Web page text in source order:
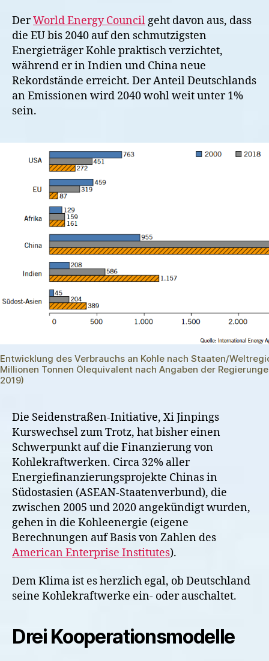
DerWorld Energy Councilgeht davon aus, dass
die EU bis 2040 auf den schmutzigsten
Energieträger Kohle praktisch verzichtet,
während er in Indien und China neue
Rekordstände erreicht. Der Anteil Deutschlands
an Emissionen wird 2040 wohl weit unter 1%
sein.
Entwicklung des Verbrauchs an Kohle nach Staaten/
Millionen Tonnen Ölequivalent nach Angaben der
2019)
Die Seidenstraßen-Initiative, Xi Jinpings
Kurswechsel zum Trotz, hat bisher einen
Schwerpunkt auf die Finanzierung von
Kohlekraftwerken. Circa 32% aller
Energiefinanzierungsprojekte Chinas in
Südostasien (ASEAN-Staatenverbund), die
zwischen 2005 und 2020 angekündigt wurden,
gehen in die Kohleenergie (eigene
Berechnungen auf Basis von Zahlen des
American Enterprise Institutes).
Dem Klima ist es herzlich egal, ob Deutschland
seine Kohlekraftwerke ein- oder auschaltet.
Drei Kooperationsmodelle